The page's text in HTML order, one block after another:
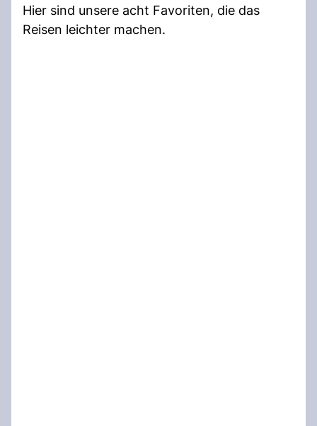
Hier sind unsere acht Favoriten, die das
Reisen leichter machen.